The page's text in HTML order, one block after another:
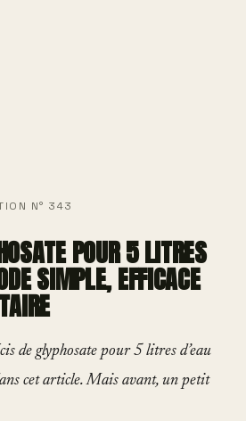
N° 343
POUR 5 LITRES
SIMPLE, EFFICACE
de glyphosate pour 5 litres d’eau
cet article. Mais avant, un petit